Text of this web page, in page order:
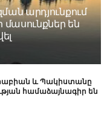
արդյունքում
մասունքներ են
և Պակիստանը
համաձայնագիր են